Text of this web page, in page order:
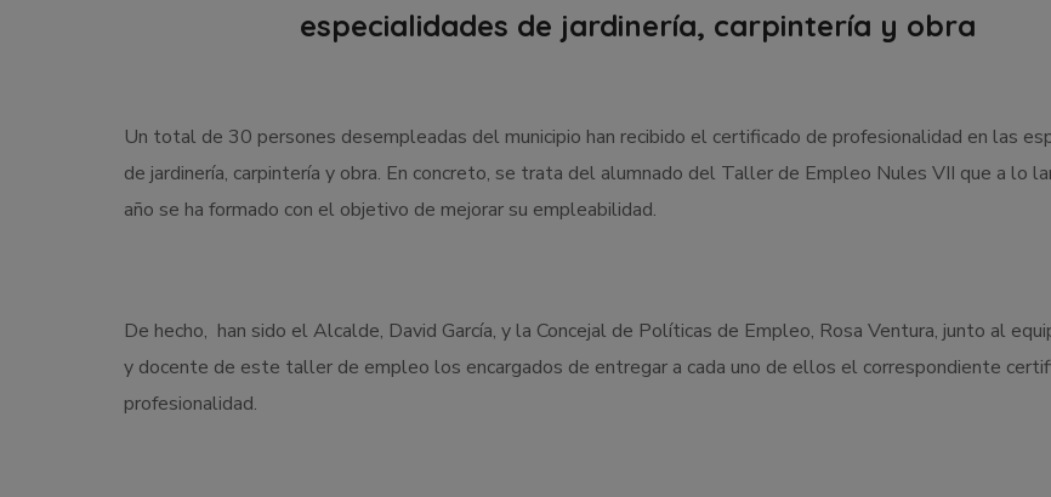
especialidades de jardinería, carpintería y obra
Un total de 30 persones desempleadas del municipio han recibido el certificado de profesionalidad en las
de jardinería, carpintería y obra. En concreto, se trata del alumnado del Taller de Empleo Nules VII que a lo
año se ha formado con el objetivo de mejorar su empleabilidad.
De hecho, han sido el Alcalde, David García, y la Concejal de Políticas de Empleo, Rosa Ventura, junto al
y docente de este taller de empleo los encargados de entregar a cada uno de ellos el correspondiente
profesionalidad.